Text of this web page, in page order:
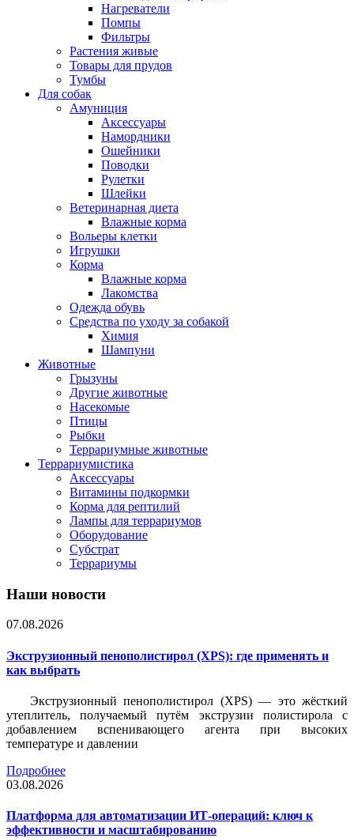
Нагреватели
Помпы
Фильтры
Растения живые
Товары для прудов
Тумбы
Для собак
Амуниция
Аксессуары
Намордники
Ошейники
Поводки
Рулетки
Шлейки
Ветеринарная диета
Влажные корма
Вольеры клетки
Игрушки
Корма
Влажные корма
Лакомства
Одежда обувь
Средства по уходу за собакой
Химия
Шампуни
Животные
Грызуны
Другие животные
Насекомые
Птицы
Рыбки
Террариумные животные
Террариумистика
Аксессуары
Витамины подкормки
Корма для рептилий
Лампы для террариумов
Оборудование
Субстрат
Террариумы
Наши новости
07.08.2026
Экструзионный пенополистирол (XPS): где применять и
как выбрать
Экструзионный пенополистирол (XPS) — это жёсткий
утеплитель, получаемый путём экструзии полистирола с
добавлением вспенивающего агента при высоких
температуре и давлении
Подробнее
03.08.2026
Платформа для автоматизации ИТ-операций: ключ к
эффективности и масштабированию